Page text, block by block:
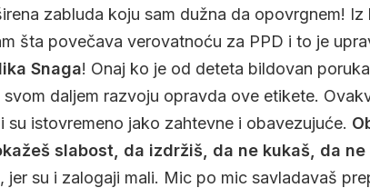
zabluda koju sam dužna da opovrgnem! Iz
šta povečava verovatnoću za PPD i to je
Snaga! Onaj ko je od deteta bildovan
daljem razvoju opravda ove etikete.
su istovremeno jako zahtevne i obavezujuće.
slabost, da izdržiš, da ne kukaš, da ne
jer su i zalogaji mali. Mic po mic savladavaš